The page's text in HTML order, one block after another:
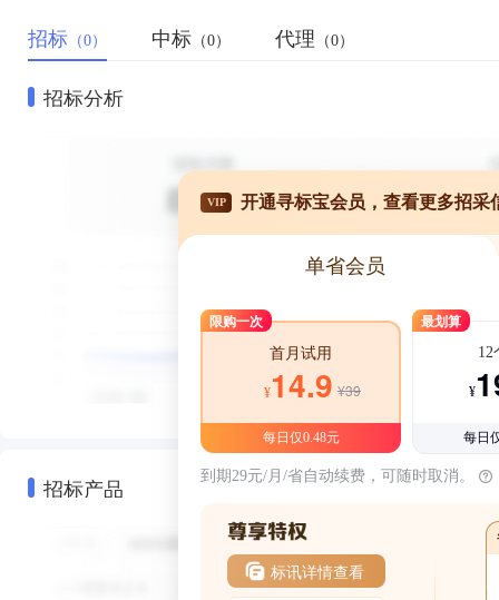
招标 （0） 中标 （0） 代理 （0）
招标分析
招标产品
VIP 开通寻标宝会员，查看更多招采
单省会员
限购一次
首月试用
¥14.9 ¥39
每日仅0.48元
最划算
12
¥
每日
到期29元/月/省自动续费，可随时取消。
标讯详情查看